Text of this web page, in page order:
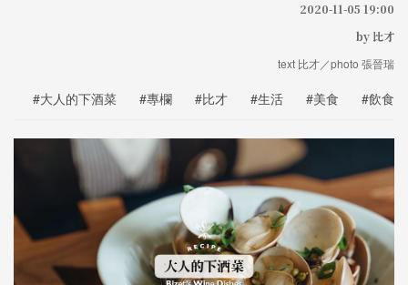
2020-11-05 19:00
by 比才
text 比才／photo 張晉瑞
#大人的下酒菜 #專欄 #比才 #生活 #美食 #飲食